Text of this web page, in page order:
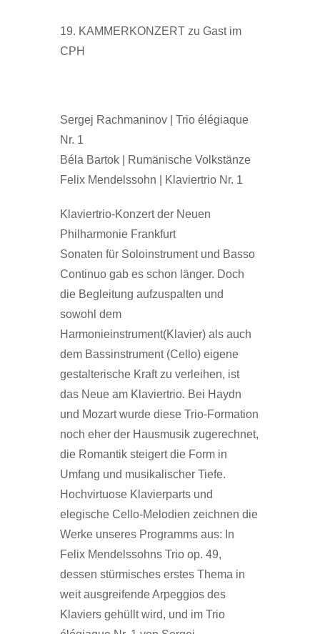
19. KAMMERKONZERT zu Gast im
CPH
Sergej Rachmaninov
| Trio élégiaque
Nr. 1
Béla Bartok | Rumänische Volkstänze
Felix Mendelssohn | Klaviertrio Nr. 1
Klaviertrio-Konzert der Neuen
Philharmonie Frankfurt
Sonaten für Soloinstrument und Basso
Continuo gab es schon länger. Doch
die Begleitung aufzuspalten und
sowohl dem
Harmonieinstrument(Klavier) als auch
dem Bassinstrument (Cello) eigene
gestalterische Kraft zu verleihen, ist
das Neue am Klaviertrio. Bei Haydn
und Mozart wurde diese Trio-Formation
noch eher der Hausmusik zugerechnet,
die Romantik steigert die Form in
Umfang und musikalischer Tiefe.
Hochvirtuose Klavierparts und
elegische Cello-Melodien zeichnen die
Werke unseres Programms aus: In
Felix Mendelssohns Trio op. 49,
dessen stürmisches erstes Thema in
weit ausgreifende Arpeggios des
Klaviers gehüllt wird, und im Trio